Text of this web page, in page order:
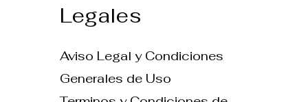
Legales
Aviso Legal y Condiciones
Generales de Uso